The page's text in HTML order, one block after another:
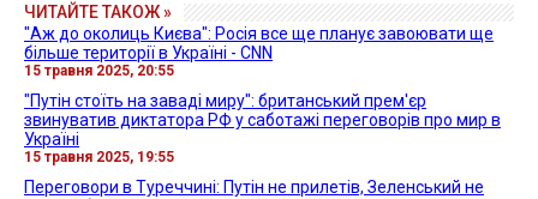
ЧИТАЙТЕ ТАКОЖ »
"Аж до околиць Києва": Росія все ще планує завоювати ще
більше території в Україні - CNN
15 травня 2025, 20:55
"Путін стоїть на заваді миру": британський прем'єр
звинуватив диктатора РФ у саботажі переговорів про мир в
Україні
15 травня 2025, 19:55
Переговори в Туреччині: Путін не прилетів, Зеленський не